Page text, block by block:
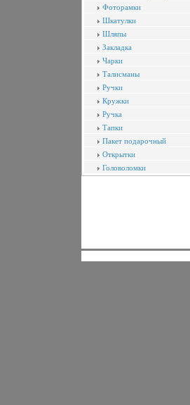
Фоторамки
Шкатулки
Шляпы
Закладка
Чарки
Талисманы
Ручки
Кружки
Ручка
Тапки
Пакет подарочный
Открытки
Головоломки